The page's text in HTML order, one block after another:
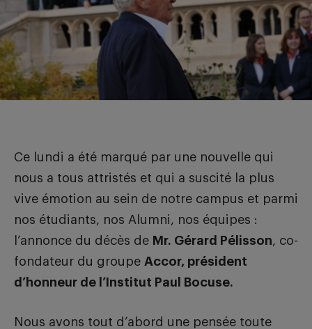
FAIRE UN DON
Ce lundi a été marqué par une nouvelle qui
nous a tous attristés et qui a suscité la plus
vive émotion au sein de notre campus et parmi
nos étudiants, nos Alumni, nos équipes :
l’annonce du décès de Mr. Gérard Pélisson, co-
fondateur du groupe Accor, président
d’honneur de l’Institut Paul Bocuse.
Nous avons tout d’abord une pensée toute